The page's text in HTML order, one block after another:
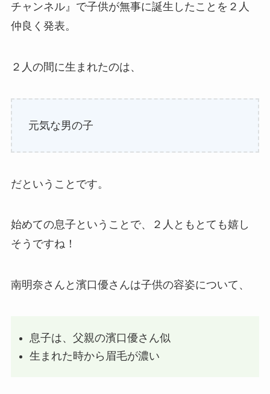
チャンネル』で子供が無事に誕生したことを２人
仲良く発表。
２人の間に生まれたのは、
元気な男の子
だということです。
始めての息子ということで、２人ともとても嬉し
そうですね！
南明奈さんと濱口優さんは子供の容姿について、
息子は、父親の濱口優さん似
生まれた時から眉毛が濃い